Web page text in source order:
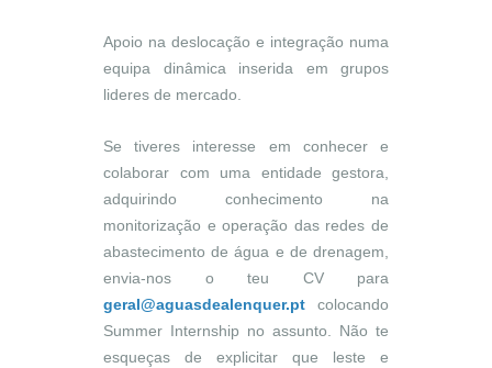
Apoio na deslocação e integração numa
equipa dinâmica inserida em grupos
lideres de mercado.
Se tiveres interesse em conhecer e
colaborar com uma entidade gestora,
adquirindo conhecimento na
monitorização e operação das redes de
abastecimento de água e de drenagem,
envia-nos o teu CV para
geral@aguasdealenquer.pt colocando
Summer Internship no assunto. Não te
esqueças de explicitar que leste e